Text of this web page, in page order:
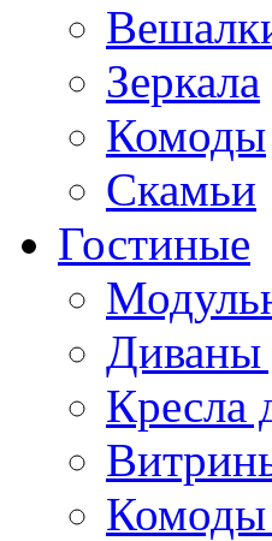
Зеркала
Комоды
Скамьи
Гостиные
Диваны
Кресла
Комоды